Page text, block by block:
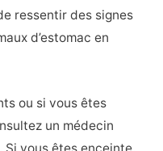
ressentir des signes
d’estomac en
ou si vous êtes
un médecin